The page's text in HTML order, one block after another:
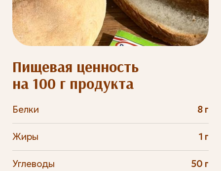
Пищевая ценность
на 100 г продукта
Белки 8 г
Жиры 1 г
Углеводы 50 г